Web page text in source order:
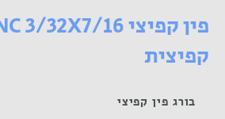
3/32X7/16
קפיצית
קפיצית
בורג פין קפיצי